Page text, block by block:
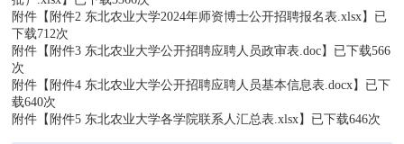
附件【 附件2 东北农业大学2024年师资博士公开招聘报名表.xlsx】已
下载712次
附件【 附件3 东北农业大学公开招聘应聘人员政审表.doc】已下载566
次
附件【 附件4 东北农业大学公开招聘应聘人员基本信息表.docx】已下
载640次
附件【 附件5 东北农业大学各学院联系人汇总表.xlsx】已下载646次